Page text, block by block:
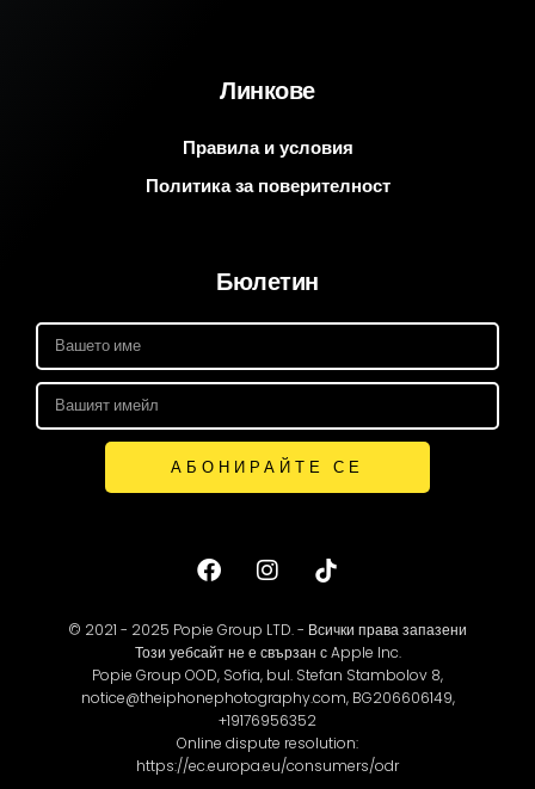
Линкове
Правила и условия
Политика за поверителност
Бюлетин
АБОНИРАЙТЕ СЕ
© 2021 - 2025 Popie Group LTD. - Всички права запазени
Този уебсайт не е свързан с Apple Inc.
Popie Group OOD, Sofia, bul. Stefan Stambolov 8,
notice@theiphonephotography.com, BG206606149,
+19176956352
Online dispute resolution:
https://ec.europa.eu/consumers/odr